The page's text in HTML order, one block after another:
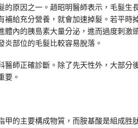
原因之一。趙昭明醫師表示，毛髮生
給充分營養，就會加速掉髮。若平時
內的胰島素大量分泌，進而過度刺激
部位的毛髮比較容易脫落。
師正確診斷。除了先天性外，大部分
要。
的主要構成物質，而胺基酸是組成胜